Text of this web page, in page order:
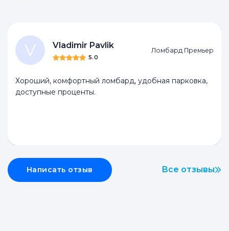
Все отзывы
V Vladimir Pavlik
5.0
Ломбард Премьер
Хороший, комфортный ломбард, удобная парковка,
доступные проценты.
Написать отзыв